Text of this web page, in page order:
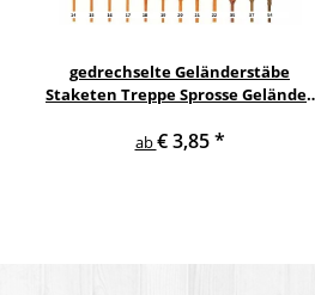
gedrechselte Geländerstäbe
Staketen Treppe Sprosse Geländer
ab€ 3,85*